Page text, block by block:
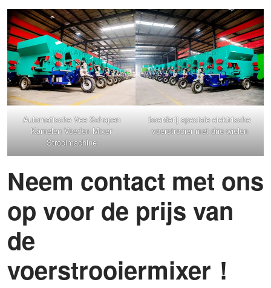
Automatische Vee Schapen
Kamelen Voeden Mixer
Strooimachine
boerderij speciale elektrische
voerstrooier met drie wielen
Neem contact met ons
op voor de prijs van
de
voerstrooiermixer！